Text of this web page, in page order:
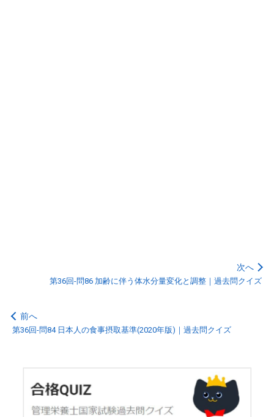
次へ
第36回-問86 加齢に伴う体水分量変化と調整｜過去問クイズ
前へ
第36回-問84 日本人の食事摂取基準(2020年版)｜過去問クイズ